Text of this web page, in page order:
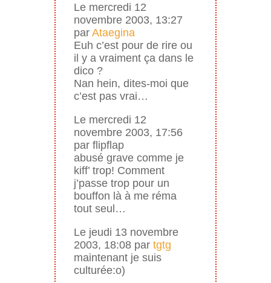
Le mercredi 12
novembre 2003, 13:27
par Ataegina
Euh c’est pour de rire ou
il y a vraiment ça dans le
dico ?
Nan hein, dites-moi que
c’est pas vrai…
Le mercredi 12
novembre 2003, 17:56
par flipflap
abusé grave comme je
kiff’ trop! Comment
j’passe trop pour un
bouffon là à me réma
tout seul…
Le jeudi 13 novembre
2003, 18:08 par tgtg
maintenant je suis
culturée:o)